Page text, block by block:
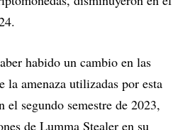
habido un cambio en las
la amenaza utilizadas por esta
segundo semestre de 2023,
de Lumma Stealer en su